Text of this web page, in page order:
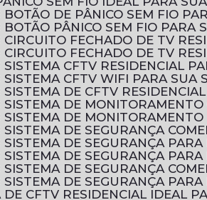
BOTÃO DE PÂNICO SEM FIO
BOTÃO PÂNICO SEM FIO PARA
CIRCUITO FECHADO DE TV
CIRCUITO FECHADO DE TV
SISTEMA CFTV RESIDENCIAL
SISTEMA CFTV WIFI PARA SUA
SISTEMA DE CFTV
SISTEMA DE
SISTEMA DE
SISTEMA DE SEGURANÇA
SISTEMA DE SEGURANÇA PARA
SISTEMA DE SEGURANÇA
SISTEMA DE SEGURANÇA
SISTEMA DE SEGURANÇA
DE CFTV RESIDENCIAL IDEAL